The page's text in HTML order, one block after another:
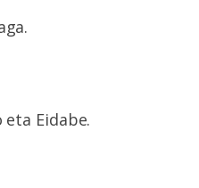
Eidabe.